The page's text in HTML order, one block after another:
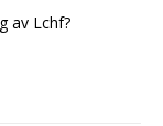
av Lchf?